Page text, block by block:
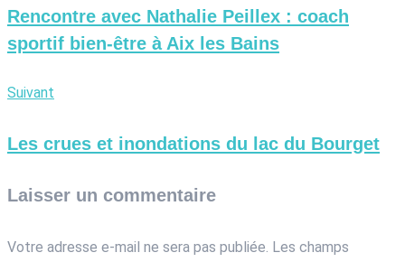
Rencontre avec Nathalie Peillex : coach
sportif bien-être à Aix les Bains
Suivant
Les crues et inondations du lac du Bourget
Laisser un commentaire
Votre adresse e-mail ne sera pas publiée. Les champs